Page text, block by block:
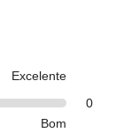
Excelente
0
Bom